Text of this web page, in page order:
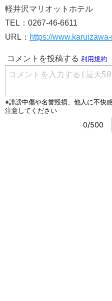
軽井沢マリオットホテル
TEL：0267-46-6611
URL： https://